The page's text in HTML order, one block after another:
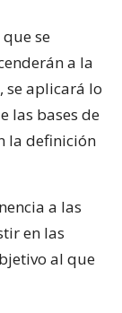
se
a la
se aplicará lo
las bases de
la definición
a las
en las
al que